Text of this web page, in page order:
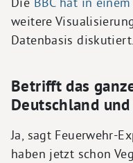
weitere
Datenbasis diskutiert.
Betrifft das
Deutschland
Ja, sagt Feuerwehr-
haben jetzt schon